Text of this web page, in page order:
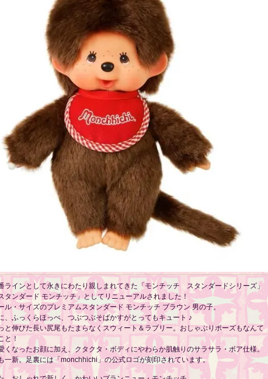
ラインとして永きにわたり親しまれてきた「モンチッチ スタンダードシリーズ」
タンダード モンチッチ」としてリニューアルされました！
ル・サイズのプレミアムスタンダード モンチッチ ブラウン 男の子。
、ふっくらほっぺ、つぶつぶそばかすがとってもキュート ♪
と伸びた長い尻尾もたまらなくスウィート＆ラブリー。おしゃぶりポーズもなんて
と！
くなったお顔に加え、クタクタ・ボディにやわらか肌触りのサラサラ・ボア仕様。
一新。足裏には「monchhichi」の公式ロゴが刻印されています。